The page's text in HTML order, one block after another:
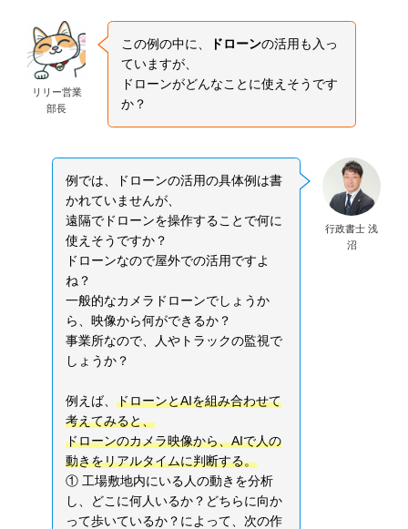
リリー営業
部長
この例の中に、 ドローンの活用も入っ
ていますが、
ドローンがどんなことに使えそうです
か？
行政書士 浅
沼
例では、ドローンの活用の具体例は書
かれていませんが、
遠隔でドローンを操作することで何に
使えそうですか？
ドローンなので屋外での活用ですよ
ね？
一般的なカメラドローンでしょうか
ら、映像から何ができるか？
事業所なので、人やトラックの監視で
しょうか？
例えば、 ドローンとAIを組み合わせて
考えてみると、
ドローンのカメラ映像から、AIで人の
動きをリアルタイムに判断する。
① 工場敷地内にいる人の動きを分析
し、どこに何人いるか？どちらに向か
って歩いているか？によって、次の作